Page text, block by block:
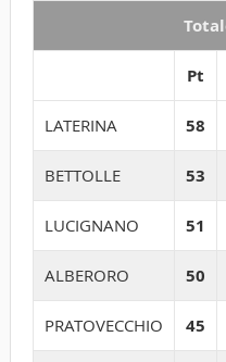
Pt
LATERINA 58
BETTOLLE 53
LUCIGNANO 51
ALBERORO 50
PRATOVECCHIO 45